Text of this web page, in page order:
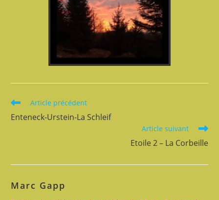
Read
articles
Article précédent
Enteneck-Urstein-La Schleif
Article suivant
Etoile 2 – La Corbeille
Marc Gapp